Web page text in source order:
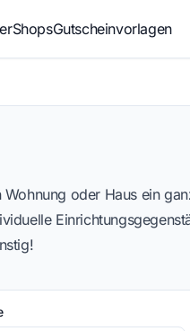
ShopsGutscheinvorlagen
oder Haus ein